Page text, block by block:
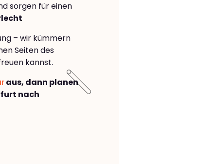
sorgen für einen
– wir kümmern
Seiten des
kannst.
aus, dann planen
nach